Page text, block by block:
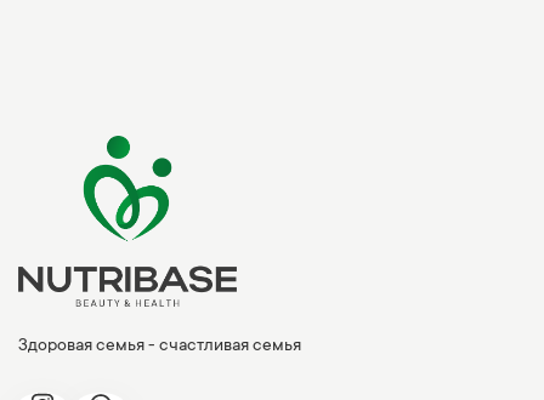
Здоровая семья - счастливая семья